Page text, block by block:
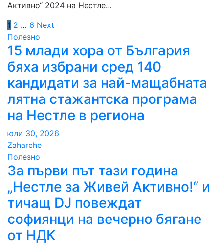
Активно“ 2024 на Нестле…
Разделяне
на
публикациите
на
страници
1 2 … 6 Next
Полезно
15 млади хора от България
бяха избрани сред 140
кандидати за най-мащабната
лятна стажантска програма
на Нестле в региона
юли 30, 2026
Zaharche
Полезно
За първи път тази година
„Нестле за Живей Активно!“ и
тичащ DJ повеждат
софиянци на вечерно бягане
от НДК